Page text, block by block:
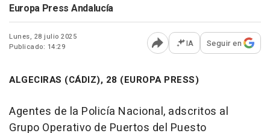
Europa Press Andalucía
Lunes, 28 julio 2025
Publicado: 14:29
Abrir opciones para
IA Seguir en
ALGECIRAS (CÁDIZ), 28 (EUROPA PRESS)
Agentes de la Policía Nacional, adscritos al
Grupo Operativo de Puertos del Puesto